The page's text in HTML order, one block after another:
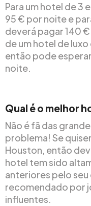
Para um hotel de 3
95 € por noite e
deverá pagar 140
de um hotel de
então pode
noite.
Qual é o melhor
Não é fã das
problema! Se
Houston, então
hotel tem sido
anteriores pelo
recomendado por
influentes.